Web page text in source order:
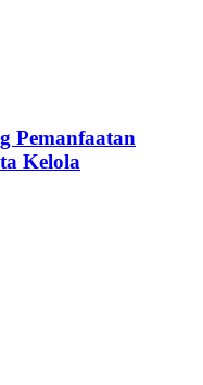
Pemanfaatan
Kelola